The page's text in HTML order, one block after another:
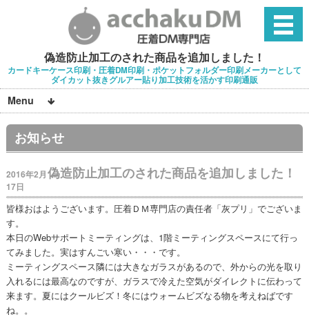
偽造防止加工のされた商品を追加しました！
カードキーケース印刷・圧着DM印刷・ポケットフォルダー印刷メーカーとして
ダイカット抜きグルアー貼り加工技術を活かす印刷通販
Menu
お知らせ
偽造防止加工のされた商品を追加しました！
2016年2月
17日
皆様おはようございます。圧着ＤＭ専門店の責任者「灰プリ」でございま
す。
本日のWebサポートミーティングは、1階ミーティングスペースにて行っ
てみました。実はすんごい寒い・・・です。
ミーティングスペース隣には大きなガラスがあるので、外からの光を取り
入れるには最高なのですが、ガラスで冷えた空気がダイレクトに伝わって
来ます。夏にはクールビズ！冬にはウォームビズなる物を考えねばです
ね。。